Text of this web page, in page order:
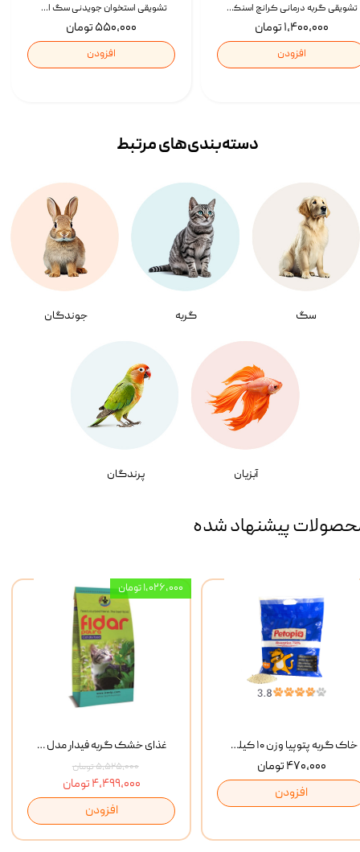
تشویقی استخوان جویدنی سگ اسنکی کرانچی با طعم مرغ Snacky Crunchy Munchy وزن 100 گرم
۵۵۰,۰۰۰ تومان
افزودن
تشویقی گربه درمانی کرانچ اسنکی با طعم میکس Snacky Crunch Cat Treats وزن 60 گرم بسته 4 عددی
۱,۴۰۰,۰۰۰ تومان
افزودن
سگ گربه جوندگان
آبزیان پرندگان
دسته‌بندی‌‌های مرتبط
پیشنهاد شده
غذای خشک گربه فیدار مدل Adult وزن 10 کیلوگرم
۵,۵۲۵,۰۰۰ تومان
۴,۴۹۹,۰۰۰ تومان
افزودن
۱,۰۲۶,۰۰۰ تومان
خاک گربه پتوپیا وزن ۱۰ کیلوگرم
۴۷۰,۰۰۰ تومان
افزودن